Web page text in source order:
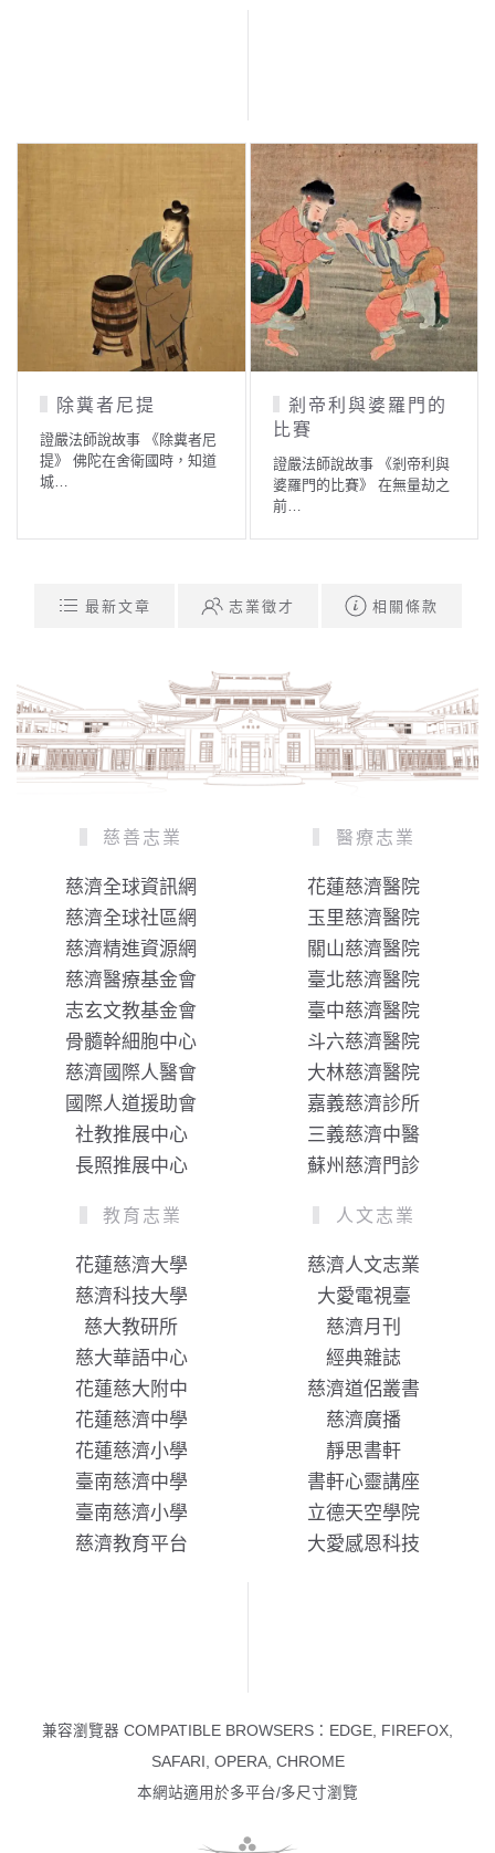
除糞者尼提
證嚴法師說故事 《除糞者尼
提》 佛陀在舍衛國時，知道
城…
剎帝利與婆羅門的
比賽
證嚴法師說故事 《剎帝利與
婆羅門的比賽》 在無量劫之
前…
最新文章 志業徵才 相關條款
慈善志業
慈濟全球資訊網
慈濟全球社區網
慈濟精進資源網
慈濟醫療基金會
志玄文教基金會
骨髓幹細胞中心
慈濟國際人醫會
國際人道援助會
社教推展中心
長照推展中心
醫療志業
花蓮慈濟醫院
玉里慈濟醫院
關山慈濟醫院
臺北慈濟醫院
臺中慈濟醫院
斗六慈濟醫院
大林慈濟醫院
嘉義慈濟診所
三義慈濟中醫
蘇州慈濟門診
教育志業
花蓮慈濟大學
慈濟科技大學
慈大教研所
慈大華語中心
花蓮慈大附中
花蓮慈濟中學
花蓮慈濟小學
臺南慈濟中學
臺南慈濟小學
慈濟教育平台
人文志業
慈濟人文志業
大愛電視臺
慈濟月刊
經典雜誌
慈濟道侶叢書
慈濟廣播
靜思書軒
書軒心靈講座
立德天空學院
大愛感恩科技
兼容瀏覽器 COMPATIBLE BROWSERS：EDGE, FIREFOX,
SAFARI, OPERA, CHROME
本網站適用於多平台/多尺寸瀏覽